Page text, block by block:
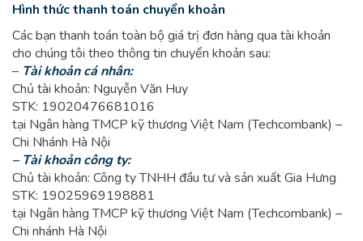
Hình thức thanh toán chuyển khoản
Các bạn thanh toán toàn bộ giá trị đơn hàng qua tài khoản
cho chúng tôi theo thông tin chuyển khoản sau:
– Tài khoản cá nhân:
Chủ tài khoản: Nguyễn Văn Huy
STK: 19020476681016
tại Ngân hàng TMCP kỹ thương Việt Nam (Techcombank) –
Chi Nhánh Hà Nội
– Tài khoản công ty:
Chủ tài khoản: Công ty TNHH đầu tư và sản xuất Gia Hưng
STK: 19025969198881
tại Ngân hàng TMCP kỹ thương Việt Nam (Techcombank) –
Chi nhánh Hà Nội